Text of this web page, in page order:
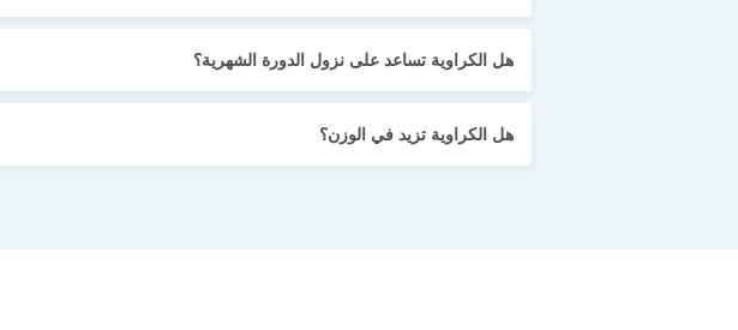
هل الكراوية تساعد على نزول الدورة الشهرية؟
هل الكراوية تزيد في الوزن؟